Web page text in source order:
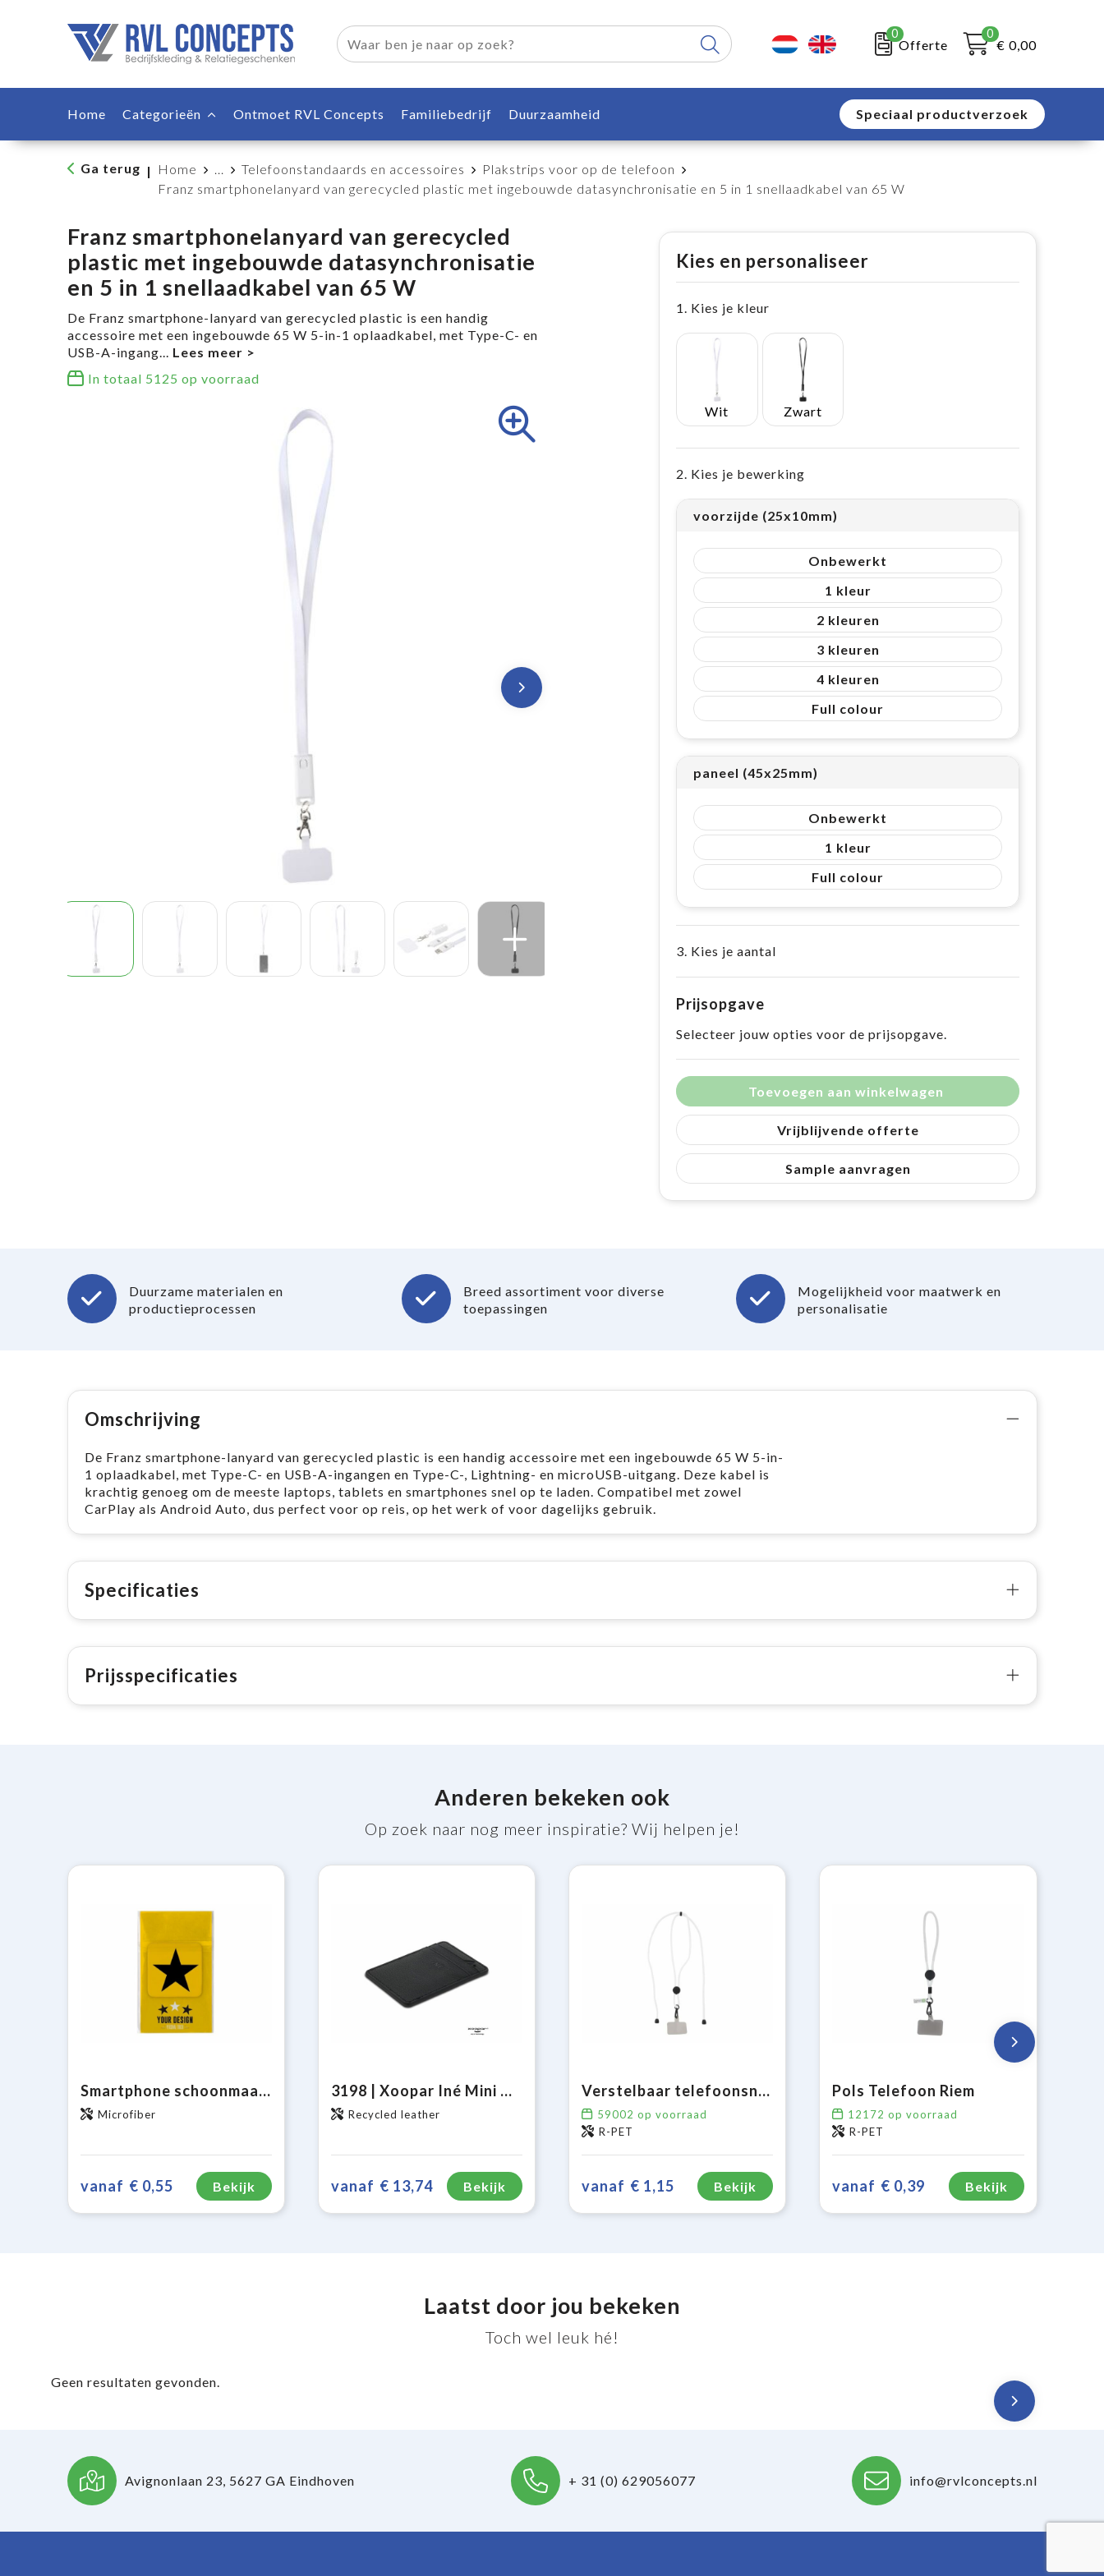
0
Offerte
0
€ 0,00
Home Categorieën Ontmoet RVL Concepts Familiebedrijf Duurzaamheid Speciaal productverzoek
Ga terug | Home ... Telefoonstandaards en accessoires
Plakstrips voor op de telefoon
Franz smartphonelanyard van gerecycled plastic met ingebouwde datasynchronisatie en 5 in 1 snellaadkabel van 65 W
Franz smartphonelanyard van gerecycled
plastic met ingebouwde datasynchronisatie
en 5 in 1 snellaadkabel van 65 W
De Franz smartphone-lanyard van gerecycled plastic is een handig
accessoire met een ingebouwde 65 W 5-in-1 oplaadkabel, met Type-C- en
USB-A-ingang...
In totaal 5125 op voorraad
Kies en personaliseer
1. Kies je kleur
Wit Zwart
2. Kies je bewerking
voorzijde (25x10mm)
Onbewerkt
1
2
3
4
Full colour
paneel (45x25mm)
Onbewerkt
1
Full colour
3. Kies je aantal
Prijsopgave
Selecteer jouw opties voor de prijsopgave.
Toevoegen aan winkelwagen
Vrijblijvende offerte
Sample aanvragen
Duurzame materialen en
productieprocessen
Breed assortiment voor diverse
toepassingen
Mogelijkheid voor maatwerk en
personalisatie
Omschrijving
De Franz smartphone-lanyard van gerecycled plastic is een handig accessoire met een ingebouwde 65 W 5-in-
1 oplaadkabel, met Type-C- en USB-A-ingangen en Type-C-, Lightning- en microUSB-uitgang. Deze kabel is
krachtig genoeg om de meeste laptops, tablets en smartphones snel op te laden. Compatibel met zowel
CarPlay als Android Auto, dus perfect voor op reis, op het werk of voor dagelijks gebruik.
Specificaties
Prijsspecificaties
Anderen bekeken ook
Op zoek naar nog meer inspiratie? Wij helpen je!
Smartphone schoonmaakdoekje met antibacteriële bestanddelen sticky
Microfiber
vanaf € 0,55 Bekijk
3198 | Xoopar Iné Mini NFC Wallet Recycled Leather
Recycled leather
vanaf € 13,74 Bekijk
Verstelbaar telefoonsnoer
59002 op voorraad
R-PET
vanaf € 1,15 Bekijk
Pols Telefoon Riem
12172 op voorraad
R-PET
vanaf € 0,39 Bekijk
Laatst door jou bekeken
Toch wel leuk hé!
Geen resultaten gevonden.
Avignonlaan 23, 5627 GA Eindhoven + 31 (0) 629056077 info@rvlconcepts.nl